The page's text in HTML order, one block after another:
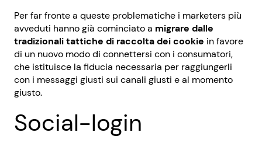
Per far fronte a queste problematiche i marketers più
avveduti hanno già cominciato a migrare dalle
tradizionali tattiche di raccolta dei cookie in favore
di un nuovo modo di connettersi con i consumatori,
che istituisce la fiducia necessaria per raggiungerli
con i messaggi giusti sui canali giusti e al momento
giusto.
Social-login